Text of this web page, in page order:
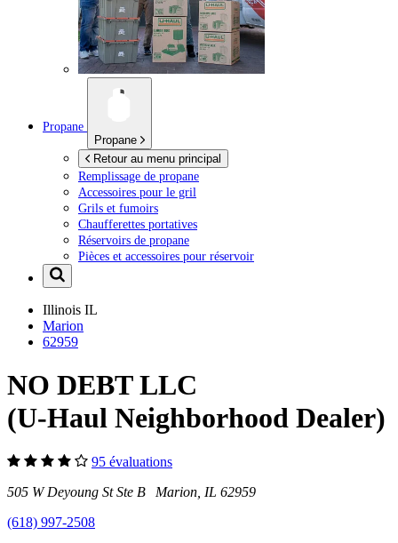
Propane
Propane
Retour au menu principal
Remplissage de propane
Accessoires pour le gril
Grils et fumoirs
Chaufferettes portatives
Réservoirs de propane
Pièces et accessoires pour réservoir
Illinois IL
Marion
62959
NO DEBT LLC
(U-Haul Neighborhood Dealer)
95 évaluations
505 W Deyoung St Ste B Marion, IL 62959
(618) 997-2508